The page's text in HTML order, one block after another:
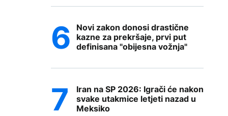
Novi zakon donosi drastične
kazne za prekršaje, prvi put
definisana "obijesna vožnja"
Iran na SP 2026: Igrači će nakon
svake utakmice letjeti nazad u
Meksiko